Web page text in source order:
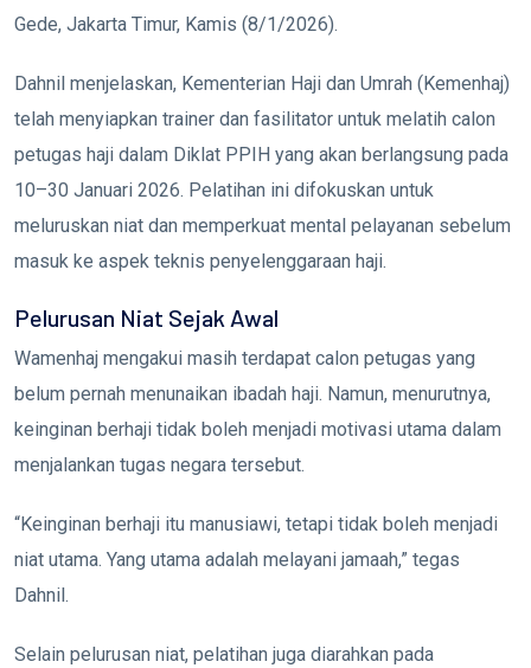
Gede, Jakarta Timur, Kamis (8/1/2026).
Dahnil menjelaskan, Kementerian Haji dan Umrah (Kemenhaj)
telah menyiapkan trainer dan fasilitator untuk melatih calon
petugas haji dalam Diklat PPIH yang akan berlangsung pada
10–30 Januari 2026. Pelatihan ini difokuskan untuk
meluruskan niat dan memperkuat mental pelayanan sebelum
masuk ke aspek teknis penyelenggaraan haji.
Pelurusan Niat Sejak Awal
Wamenhaj mengakui masih terdapat calon petugas yang
belum pernah menunaikan ibadah haji. Namun, menurutnya,
keinginan berhaji tidak boleh menjadi motivasi utama dalam
menjalankan tugas negara tersebut.
“Keinginan berhaji itu manusiawi, tetapi tidak boleh menjadi
niat utama. Yang utama adalah melayani jamaah,” tegas
Dahnil.
Selain pelurusan niat, pelatihan juga diarahkan pada